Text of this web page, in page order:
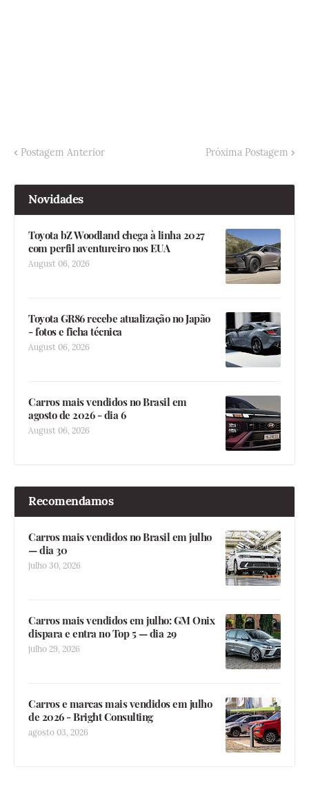
Postagem Anterior Próxima Postagem
Novidades
Toyota bZ Woodland chega à linha 2027
com perfil aventureiro nos EUA
August 06, 2026
Toyota GR86 recebe atualização no Japão
- fotos e ficha técnica
August 06, 2026
Carros mais vendidos no Brasil em
agosto de 2026 - dia 6
August 06, 2026
Recomendamos
Carros mais vendidos no Brasil em julho
— dia 30
julho 30, 2026
Carros mais vendidos em julho: GM Onix
dispara e entra no Top 5 — dia 29
julho 29, 2026
Carros e marcas mais vendidos em julho
de 2026 - Bright Consulting
agosto 03, 2026